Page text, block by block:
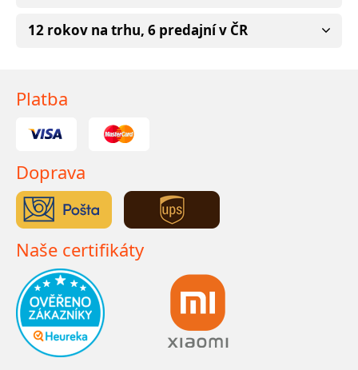
12 rokov na trhu, 6 predajní v ČR
Platba
Doprava
Naše certifikáty